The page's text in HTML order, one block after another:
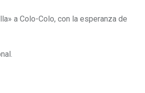
a Colo-Colo, con la esperanza de